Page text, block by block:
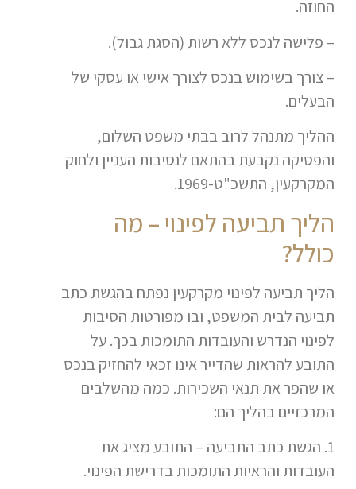
החוזה.
– פלישה לנכס ללא רשות (הסגת גבול).
– צורך בשימוש בנכס לצורך אישי או עסקי של
הבעלים.
ההליך מתנהל לרוב בבתי משפט השלום,
והפסיקה נקבעת בהתאם לנסיבות העניין ולחוק
המקרקעין, התשכ"ט-1969.
הליך תביעה לפינוי – מה
כולל?
הליך תביעה לפינוי מקרקעין נפתח בהגשת כתב
תביעה לבית המשפט, ובו מפורטות הסיבות
לפינוי הנדרש והעובדות התומכות בכך. על
התובע להראות שהדייר אינו זכאי להחזיק בנכס
או שהפר את תנאי השכירות. כמה מהשלבים
המרכזיים בהליך הם:
1. הגשת כתב התביעה – התובע מציג את
העובדות והראיות התומכות בדרישת הפינוי.